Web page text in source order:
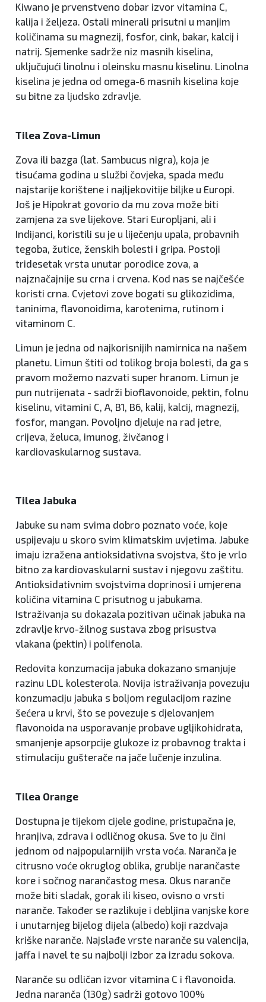
Kiwano je prvenstveno dobar izvor vitamina C,
kalija i željeza. Ostali minerali prisutni u manjim
količinama su magnezij, fosfor, cink, bakar, kalcij i
natrij. Sjemenke sadrže niz masnih kiselina,
uključujući linolnu i oleinsku masnu kiselinu. Linolna
kiselina je jedna od omega-6 masnih kiselina koje
su bitne za ljudsko zdravlje.
Tilea Zova-Limun
Zova ili bazga (lat. Sambucus nigra), koja je
tisućama godina u službi čovjeka, spada među
najstarije korištene i najljekovitije biljke u Europi.
Još je Hipokrat govorio da mu zova može biti
zamjena za sve lijekove. Stari Europljani, ali i
Indijanci, koristili su je u liječenju upala, probavnih
tegoba, žutice, ženskih bolesti i gripa. Postoji
tridesetak vrsta unutar porodice zova, a
najznačajnije su crna i crvena. Kod nas se najčešće
koristi crna. Cvjetovi zove bogati su glikozidima,
taninima, flavonoidima, karotenima, rutinom i
vitaminom C.
Limun je jedna od najkorisnijih namirnica na našem
planetu. Limun štiti od tolikog broja bolesti, da ga s
pravom možemo nazvati super hranom. Limun je
pun nutrijenata - sadrži bioflavonoide, pektin, folnu
kiselinu, vitamini C, A, B1, B6, kalij, kalcij, magnezij,
fosfor, mangan. Povoljno djeluje na rad jetre,
crijeva, želuca, imunog, živčanog i
kardiovaskularnog sustava.
Tilea Jabuka
Jabuke su nam svima dobro poznato voće, koje
uspijevaju u skoro svim klimatskim uvjetima. Jabuke
imaju izražena antioksidativna svojstva, što je vrlo
bitno za kardiovaskularni sustav i njegovu zaštitu.
Antioksidativnim svojstvima doprinosi i umjerena
količina vitamina C prisutnog u jabukama.
Istraživanja su dokazala pozitivan učinak jabuka na
zdravlje krvo-žilnog sustava zbog prisustva
vlakana (pektin) i polifenola.
Redovita konzumacija jabuka dokazano smanjuje
razinu LDL kolesterola. Novija istraživanja povezuju
konzumaciju jabuka s boljom regulacijom razine
šećera u krvi, što se povezuje s djelovanjem
flavonoida na usporavanje probave ugljikohidrata,
smanjenje apsorpcije glukoze iz probavnog trakta i
stimulaciju gušterače na jače lučenje inzulina.
Tilea Orange
Dostupna je tijekom cijele godine, pristupačna je,
hranjiva, zdrava i odličnog okusa. Sve to ju čini
jednom od najpopularnijih vrsta voća. Naranča je
citrusno voće okruglog oblika, grublje narančaste
kore i sočnog narančastog mesa. Okus naranče
može biti sladak, gorak ili kiseo, ovisno o vrsti
naranče. Također se razlikuje i debljina vanjske kore
i unutarnjeg bijelog dijela (albedo) koji razdvaja
kriške naranče. Najslađe vrste naranče su valencija,
jaffa i navel te su najbolji izbor za izradu sokova.
Naranče su odličan izvor vitamina C i flavonoida.
Jedna naranča (130g) sadrži gotovo 100%